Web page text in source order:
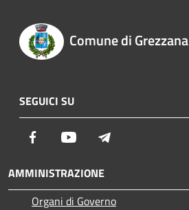
Comune di Grezzana
SEGUICI SU
Facebook Youtube
AMMINISTRAZIONE
Organi di Governo